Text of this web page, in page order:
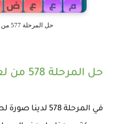
حل المرحلة 577 من لعبة كلمات كراش
حل المرحلة 578 من لعبة كلمات كراش:
في المرحلة 578